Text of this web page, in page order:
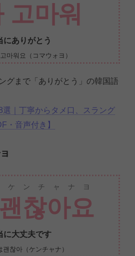
고마워
にありがとう
마워요（コマウォヨ）
グまで「ありがとう」の韓国語
選｜丁寧からタメ口、スラング
・音声付き】
찮아요
ケンチャナヨ
に大丈夫です
찮아（ケンチャナ）